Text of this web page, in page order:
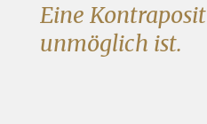
Eine
unmöglich ist.